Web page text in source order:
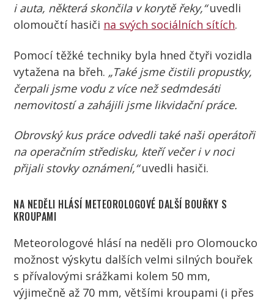
i auta, některá skončila v korytě řeky,“uvedli
olomoučtí hasiči na svých sociálních sítích.
Pomocí těžké techniky byla hned čtyři vozidla
vytažena na břeh. „Také jsme čistili propustky,
čerpali jsme vodu z více než sedmdesáti
nemovitostí a zahájili jsme likvidační práce.
Obrovský kus práce odvedli také naši operátoři
na operačním středisku, kteří večer i v noci
přijali stovky oznámení,“uvedli hasiči.
NA NEDĚLI HLÁSÍ METEOROLOGOVÉ DALŠÍ BOUŘKY S
KROUPAMI
Meteorologové hlásí na neděli pro Olomoucko
možnost výskytu dalších velmi silných bouřek
s přívalovými srážkami kolem 50 mm,
výjimečně až 70 mm, většími kroupami (i přes